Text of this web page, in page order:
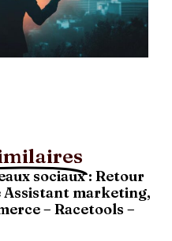
sociaux : Retour
Assistant marketing,
– Racetools –